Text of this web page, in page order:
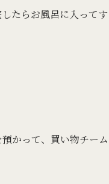
たらお風呂に入って
かって、買い物チー